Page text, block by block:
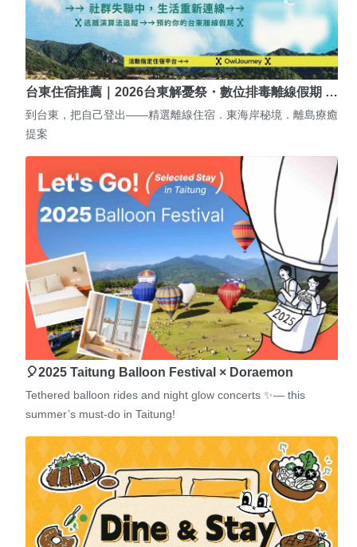
台東住宿推薦｜2026台東解憂祭・數位排毒離線假期 …
到台東，把自己登出——精選離線住宿．東海岸秘境．離島療癒
提案
🎈2025 Taitung Balloon Festival × Doraemon
Tethered balloon rides and night glow concerts ✨— this
summer’s must-do in Taitung!